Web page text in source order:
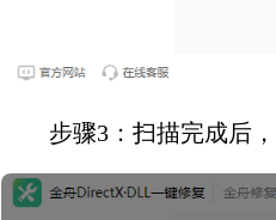
步骤3：扫描完成后